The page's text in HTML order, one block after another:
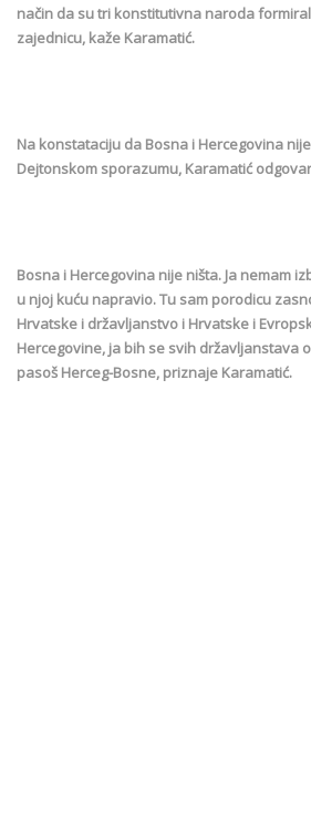
način da su tri konstitutivna naroda
zajednicu, kaže Karamatić.
Na konstataciju da Bosna i Hercegovina
Dejtonskom sporazumu, Karamatić
Bosna i Hercegovina nije ništa. Ja nemam
u njoj kuću napravio. Tu sam porodicu
Hrvatske i državljanstvo i Hrvatske i
Hercegovine, ja bih se svih državljanstava
pasoš Herceg-Bosne, priznaje Karamatić.